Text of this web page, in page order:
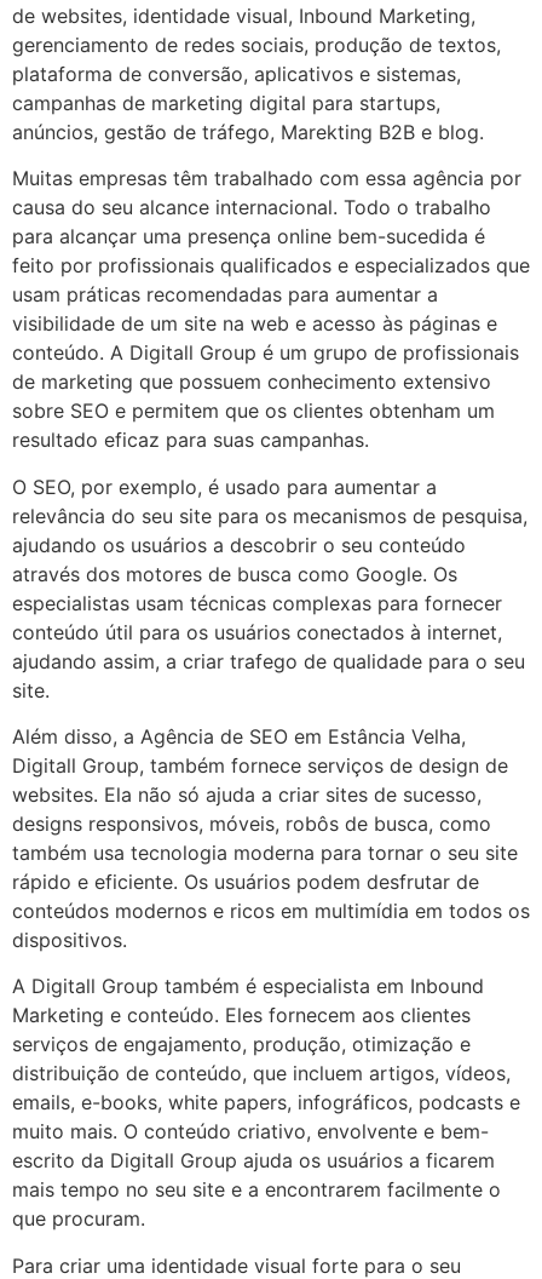
de websites, identidade visual, Inbound Marketing,
gerenciamento de redes sociais, produção de textos,
plataforma de conversão, aplicativos e sistemas,
campanhas de marketing digital para startups,
anúncios, gestão de tráfego, Marekting B2B e blog.
Muitas empresas têm trabalhado com essa agência por
causa do seu alcance internacional. Todo o trabalho
para alcançar uma presença online bem-sucedida é
feito por profissionais qualificados e especializados que
usam práticas recomendadas para aumentar a
visibilidade de um site na web e acesso às páginas e
conteúdo. A Digitall Group é um grupo de profissionais
de marketing que possuem conhecimento extensivo
sobre SEO e permitem que os clientes obtenham um
resultado eficaz para suas campanhas.
O SEO, por exemplo, é usado para aumentar a
relevância do seu site para os mecanismos de pesquisa,
ajudando os usuários a descobrir o seu conteúdo
através dos motores de busca como Google. Os
especialistas usam técnicas complexas para fornecer
conteúdo útil para os usuários conectados à internet,
ajudando assim, a criar trafego de qualidade para o seu
site.
Além disso, a Agência de SEO em Estância Velha,
Digitall Group, também fornece serviços de design de
websites. Ela não só ajuda a criar sites de sucesso,
designs responsivos, móveis, robôs de busca, como
também usa tecnologia moderna para tornar o seu site
rápido e eficiente. Os usuários podem desfrutar de
conteúdos modernos e ricos em multimídia em todos os
dispositivos.
A Digitall Group também é especialista em Inbound
Marketing e conteúdo. Eles fornecem aos clientes
serviços de engajamento, produção, otimização e
distribuição de conteúdo, que incluem artigos, vídeos,
emails, e-books, white papers, infográficos, podcasts e
muito mais. O conteúdo criativo, envolvente e bem-
escrito da Digitall Group ajuda os usuários a ficarem
mais tempo no seu site e a encontrarem facilmente o
que procuram.
Para criar uma identidade visual forte para o seu